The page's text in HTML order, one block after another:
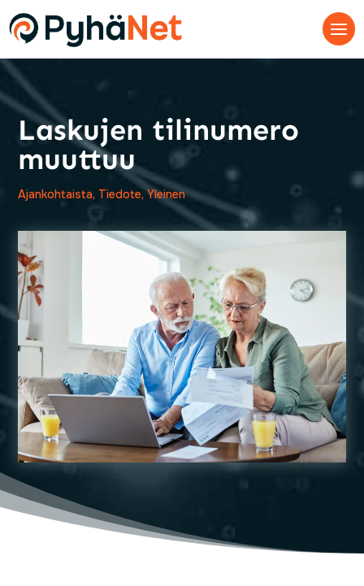
Laskujen tilinumero
muuttuu
Ajankohtaista, Tiedote,Yleinen